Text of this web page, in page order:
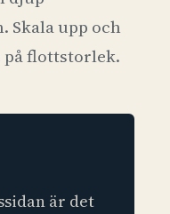
upp och
på flottstorlek.